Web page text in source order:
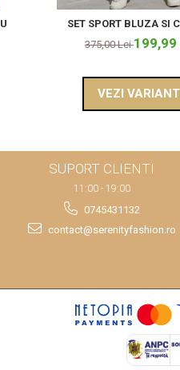
SET SPORT BLUZA SI
375,00 Lei199,99
VEZI
SUPORT CLIENTI
11:00 - 19:00
0745431132
contact@serenityfashion.ro